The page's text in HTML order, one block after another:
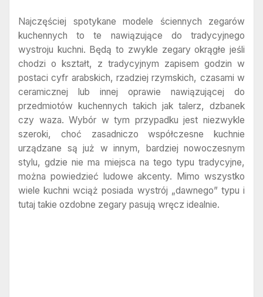
Najczęściej spotykane modele ściennych zegarów
kuchennych to te nawiązujące do tradycyjnego
wystroju kuchni. Będą to zwykle zegary okrągłe jeśli
chodzi o kształt, z tradycyjnym zapisem godzin w
postaci cyfr arabskich, rzadziej rzymskich, czasami w
ceramicznej lub innej oprawie nawiązującej do
przedmiotów kuchennych takich jak talerz, dzbanek
czy waza. Wybór w tym przypadku jest niezwykle
szeroki, choć zasadniczo współczesne kuchnie
urządzane są już w innym, bardziej nowoczesnym
stylu, gdzie nie ma miejsca na tego typu tradycyjne,
można powiedzieć ludowe akcenty. Mimo wszystko
wiele kuchni wciąż posiada wystrój „dawnego” typu i
tutaj takie ozdobne zegary pasują wręcz idealnie.